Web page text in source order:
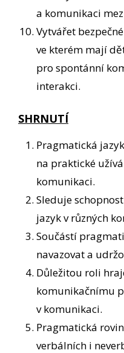
a komunikaci
Vytvářet
ve kterém mají
pro spontánní
interakci.
SHRNUTÍ
Pragmatická
na praktické
komunikaci.
Sleduje
jazyk v různých
Součástí
navazovat a
Důležitou roli
komunikačnímu
v komunikaci.
Pragmatická
verbálních i